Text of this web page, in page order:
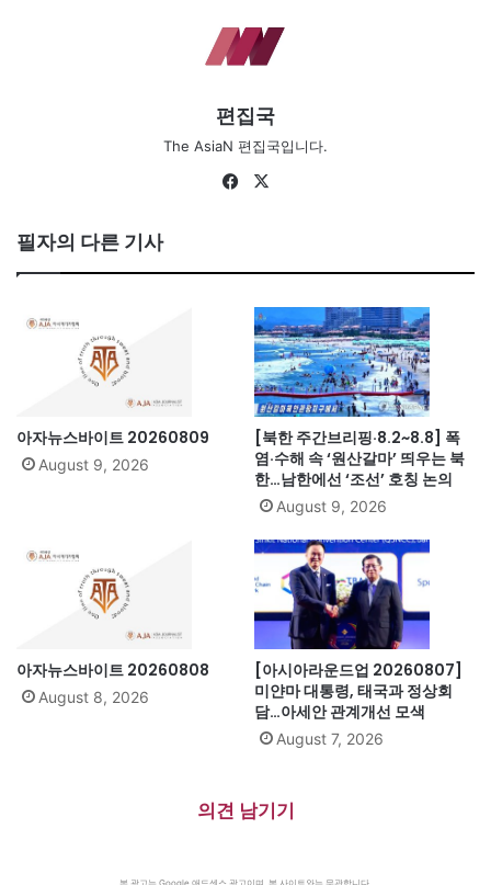
편집국
The AsiaN 편집국입니다.
Fa
필자의 다른 기사
아자뉴스바이트 20260809
August 9, 2026
[북한 주간브리핑·8.2~8.8] 폭
염·수해 속 ‘원산갈마’ 띄우는 북
한…남한에선 ‘조선’ 호칭 논의
August 9, 2026
아자뉴스바이트 20260808
August 8, 2026
[아시아라운드업 20260807]
미얀마 대통령, 태국과 정상회
담…아세안 관계개선 모색
August 7, 2026
의견 남기기
본 광고는 Google 애드센스 광고이며, 본 사이트와는 무관합니다.